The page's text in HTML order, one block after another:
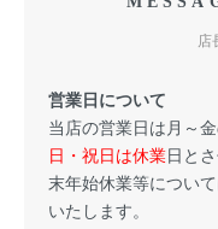
店
営業日について
当店の営業日は月～
日・祝日は休業 日と
末年始休業等につい
いたします。